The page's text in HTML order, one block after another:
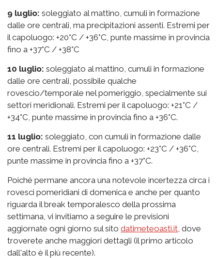
9 luglio: soleggiato al mattino, cumuli in formazione
dalle ore centrali, ma precipitazioni assenti. Estremi per
il capoluogo: +20°C / +36°C, punte massime in provincia
fino a +37°C / +38°C
10 luglio: soleggiato al mattino, cumuli in formazione
dalle ore centrali, possibile qualche
rovescio/temporale nel pomeriggio, specialmente sui
settori meridionali. Estremi per il capoluogo: +21°C /
+34°C, punte massime in provincia fino a +36°C.
11 luglio: soleggiato, con cumuli in formazione dalle
ore centrali. Estremi per il capoluogo: +23°C / +36°C,
punte massime in provincia fino a +37°C.
Poiché permane ancora una notevole incertezza circa i
rovesci pomeridiani di domenica e anche per quanto
riguarda il break temporalesco della prossima
settimana, vi invitiamo a seguire le previsioni
aggiornate ogni giorno sul sito datimeteoasti.it , dove
troverete anche maggiori dettagli (il primo articolo
dall'alto è il più recente).